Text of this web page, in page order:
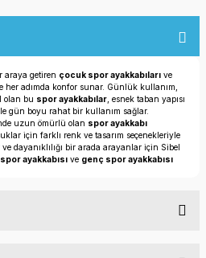
araya getiren çocuk spor ayakkabıları ve
her adımda konfor sunar. Günlük kullanım,
olan bu spor ayakkabılar , esnek taban yapısı
gün boyu rahat bir kullanım sağlar.
uzun ömürlü olan spor ayakkabı
için farklı renk ve tasarım seçenekleriyle
dayanıklılığı bir arada arayanlar için Sibel
ayakkabısı ve genç spor ayakkabısı